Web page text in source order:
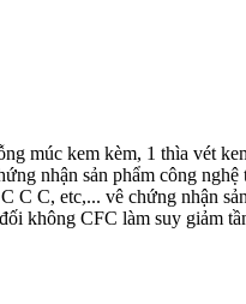
múc kem kèm, 1 thìa vét
nhận sản phẩm công
C, etc,... vê chứng nhận
không CFC làm suy giảm